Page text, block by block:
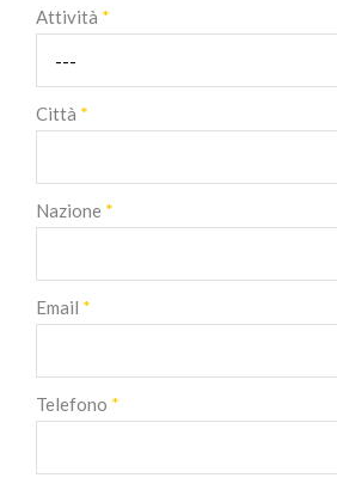
Attività *
Città *
Nazione *
Email *
Telefono *